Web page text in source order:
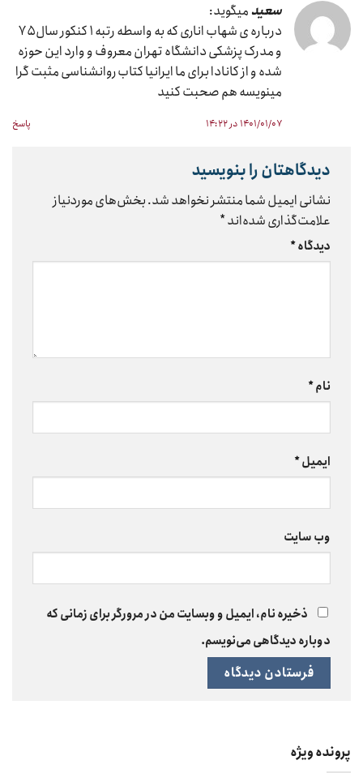
سعیدمیگوید:
درباره ی شهاب اناری که به واسطه رتبه ۱ کنکور سال ۷۵
و مدرک پزشکی دانشگاه تهران معروف و وارد این حوزه
شده و از کانادا برای ما ایرانیا کتاب روانشناسی مثبت گرا
مینویسه هم صحبت کنید
۱۴۰۱/۰۱/۰۷ در ۱۴:۲۲ پاسخ
دیدگاهتان را بنویسید
نشانی ایمیل شما منتشر نخواهد شد.بخش‌های موردنیاز
علامت‌گذاری شده‌اند*
دیدگاه*
نام*
ایمیل*
وب‌ سایت
ذخیره نام، ایمیل و وبسایت من در مرورگر برای زمانی که
دوباره دیدگاهی می‌نویسم.
پرونده ویژه